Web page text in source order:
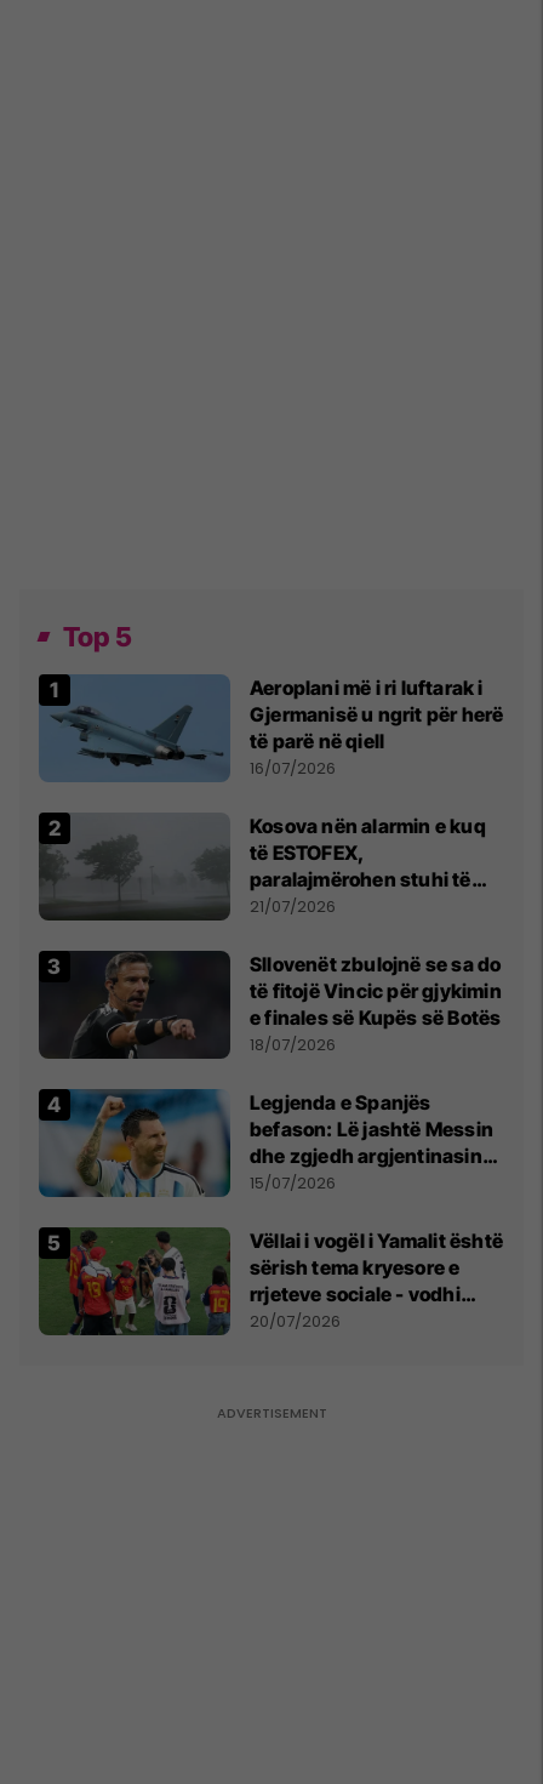
Top 5
Aeroplani më i ri luftarak i
Gjermanisë u ngrit për herë
të parë në qiell
16/07/2026
Kosova nën alarmin e kuq
të ESTOFEX,
paralajmërohen stuhi të
fuqishme me breshër dhe
21/07/2026
Sllovenët zbulojnë se sa do
të fitojë Vincic për gjykimin
e finales së Kupës së Botës
18/07/2026
Legjenda e Spanjës
befason: Lë jashtë Messin
dhe zgjedh argjentinasin
më të mirë në botë
15/07/2026
Vëllai i vogël i Yamalit është
sërish tema kryesore e
rrjeteve sociale - vodhi
vëmendjen pas finales së
20/07/2026